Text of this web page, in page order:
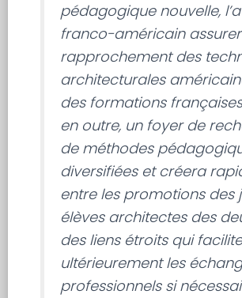
pédagogique nouvelle,
franco-américain
rapprochement des
architecturales
des formations
en outre, un foyer de
de méthodes
diversifiées et créera
entre les promotions des
élèves architectes des
des liens étroits qui
ultérieurement les
professionnels si